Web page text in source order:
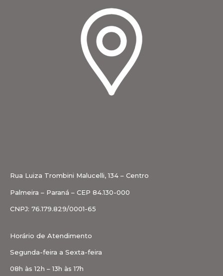
Rua Luiza Trombini Malucelli, 134 – Centro
Palmeira – Paraná – CEP 84.130-000
CNPJ: 76.179.829/0001-65
Horário de Atendimento
Segunda-feira a Sexta-feira
08h às 12h – 13h às 17h